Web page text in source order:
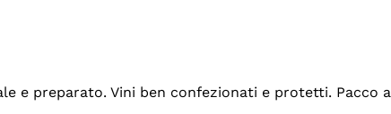
e preparato. Vini ben confezionati e protetti.